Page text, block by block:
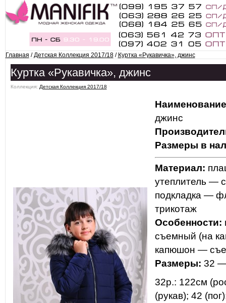
Главная /Детская Коллекция 2017/18/ Куртка «Рукавичка», джинс
Куртка «Рукавичка», джинс
Коллекция: Детская Коллекция 2017/18 ˑ
джинс
Размеры в
Материал:
утеплитель —
подкладка —
трикотаж
Особенности:
съемный (на
капюшон —
Размеры: 32
32р.: 122см
(рукав); 42